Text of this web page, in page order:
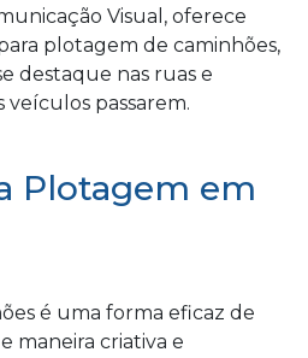
Visual, oferece
plotagem de caminhões,
destaque nas ruas e
veículos passarem.
Plotagem em
é uma forma eficaz de
maneira criativa e